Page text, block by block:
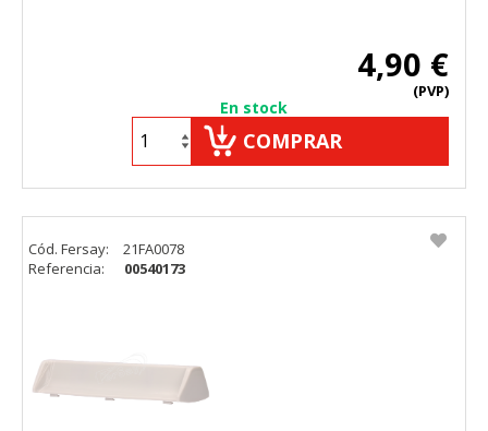
4,90 €
(PVP)
En stock
COMPRAR
Cód. Fersay:
21FA0078
Referencia:
00540173